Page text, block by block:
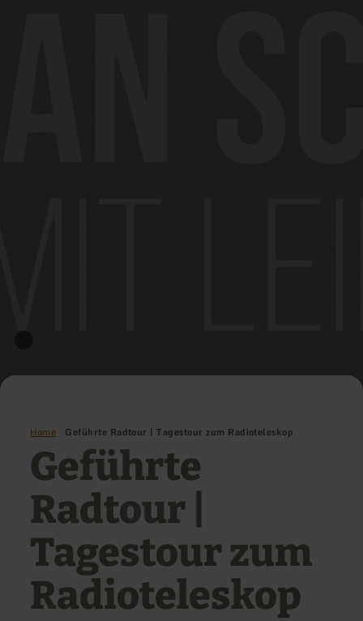
Home Geführte Radtour | Tagestour zum Radioteleskop
Geführte
Radtour |
Tagestour zum
Radioteleskop